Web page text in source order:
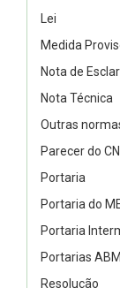
Lei
Medida
Nota de
Nota Técnica
Outras
Parecer do
Portaria
Portaria do
Portaria
Portarias
Resolução